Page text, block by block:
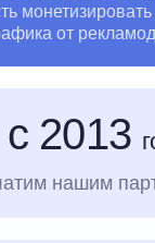
от
с 2013
нашим